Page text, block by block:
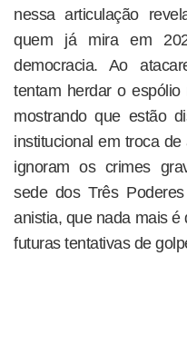
nessa articulação
quem já mira em
democracia. Ao
tentam herdar o espólio
mostrando que estão
institucional em troca
ignoram os crimes
sede dos Três
anistia, que nada mais
futuras tentativas de